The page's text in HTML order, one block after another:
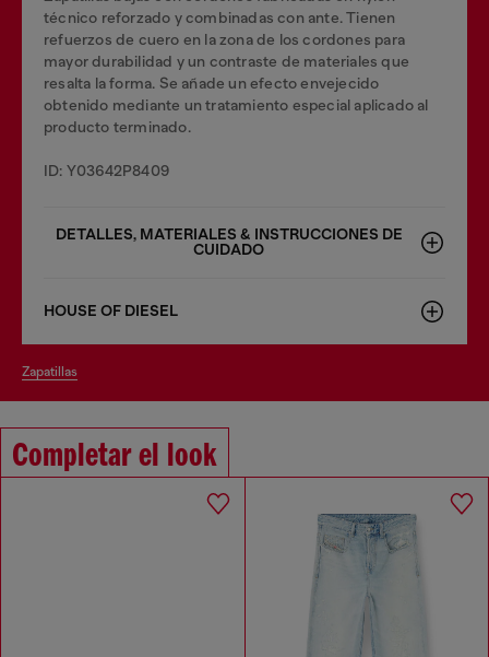
técnico reforzado y combinadas con ante. Tienen
refuerzos de cuero en la zona de los cordones para
mayor durabilidad y un contraste de materiales que
resalta la forma. Se añade un efecto envejecido
obtenido mediante un tratamiento especial aplicado al
producto terminado.
ID: Y03642P8409
DETALLES, MATERIALES & INSTRUCCIONES DE
CUIDADO
HOUSE OF DIESEL
zapatillas
Completar el look